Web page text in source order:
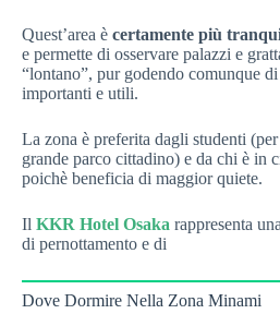
Quest’area è certamente più
e permette di osservare palazzi e
“lontano”, pur godendo comunque
importanti e utili.
La zona è preferita dagli studenti
grande parco cittadino) e da chi è in
poichè beneficia di maggior quiete.
Il KKR Hotel Osaka rappresenta
di pernottamento e di
Dove Dormire Nella Zona Minami